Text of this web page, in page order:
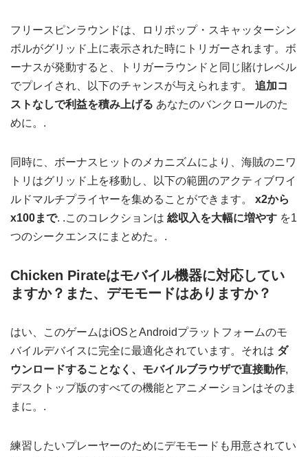
フリースピンラウンドは、ロリポップ・スキャッターシン
ボルがグリッド上に表示された時にトリガーされます。ボ
ーナスが発動すると、トリガーラウンドと同じ賭けレベル
でプレイされ、以下のチャンスが与えられます。 追加コ
ストなしで利益を積み上げる あなたのバンクロールのた
めに。.
同時に、ボーナスヒットのメカニズムにより、海賊のニワ
トリはグリッド上を移動し、以下の範囲のアクティブワイ
ルドマルチプライヤーを集めることができます。 x2から
x100まで. .このコレクションは 総収入を大幅に増やす を1
つのシークエンスにまとめた。.
Chicken Pirateはモバイル機器に対応してい
ますか？また、デモモードはありますか？
はい、このゲームはiOSとAndroidプラットフォームのモ
バイルデバイスに完全に最適化されています。それは ダ
ウンロードすることなく、モバイルブラウザで直接動作,
デスクトップ版のすべての機能とアニメーションはそのま
まに。.
練習したいプレーヤーのためにデモモードも用意されてい